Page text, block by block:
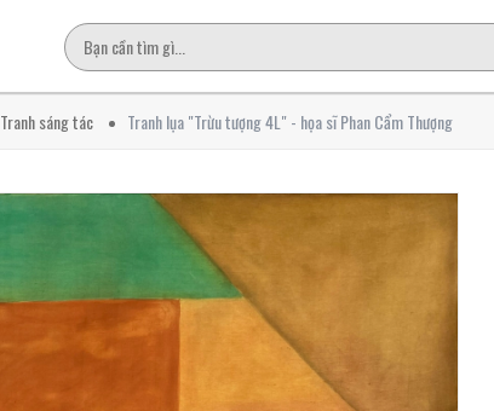
Tranh sáng tác Tranh lụa "Trừu tượng 4L" - họa sĩ Phan Cẩm Thượng